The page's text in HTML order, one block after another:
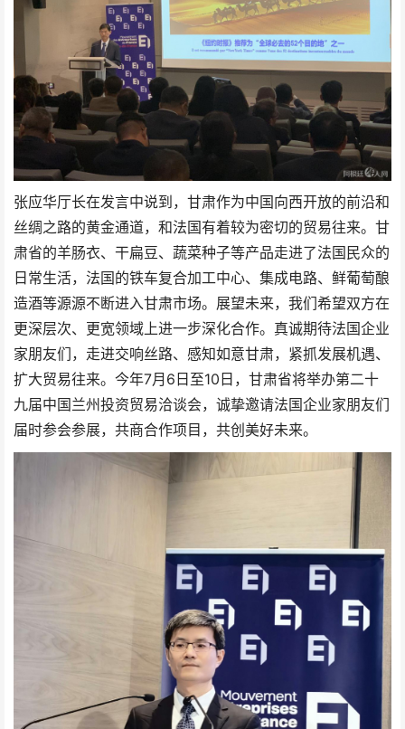
张应华厅长在发言中说到，甘肃作为中国向西开放的前沿和
丝绸之路的黄金通道，和法国有着较为密切的贸易往来。甘
肃省的羊肠衣、干扁豆、蔬菜种子等产品走进了法国民众的
日常生活，法国的铁车复合加工中心、集成电路、鲜葡萄酿
造酒等源源不断进入甘肃市场。展望未来，我们希望双方在
更深层次、更宽领域上进一步深化合作。真诚期待法国企业
家朋友们，走进交响丝路、感知如意甘肃，紧抓发展机遇、
扩大贸易往来。今年7月6日至10日，甘肃省将举办第二十
九届中国兰州投资贸易洽谈会，诚挚邀请法国企业家朋友们
届时参会参展，共商合作项目，共创美好未来。